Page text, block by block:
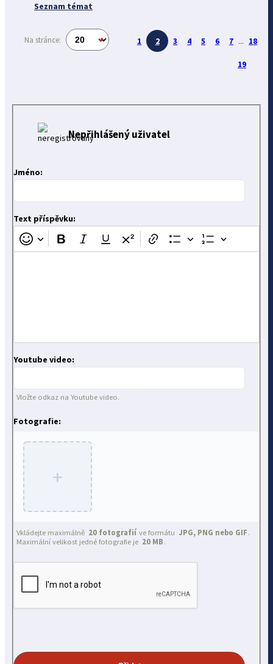
Seznam témat
Na stránce: 1 2 3 4 5 6 7 ... 18
19
Nepřihlášený uživatel
Jméno:
Text příspěvku:
Youtube video:
Vložte odkaz na Youtube video.
Fotografie:
+
Vkládejte maximálně 20 fotografií ve formátu JPG, PNG nebo GIF .
Maximální velikost jedné fotografie je 20 MB .